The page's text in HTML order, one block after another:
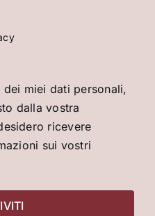
miei dati personali,
dalla vostra
ricevere
sui vostri